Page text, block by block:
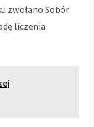
zwołano Sobór
liczenia